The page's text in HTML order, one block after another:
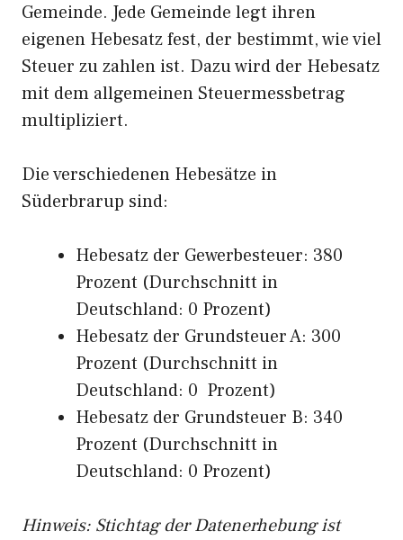
Gemeinde. Jede Gemeinde legt ihren
eigenen Hebesatz fest, der bestimmt, wie viel
Steuer zu zahlen ist. Dazu wird der Hebesatz
mit dem allgemeinen Steuermessbetrag
multipliziert.
Die verschiedenen Hebesätze in
Süderbrarup sind:
Hebesatz der Gewerbesteuer: 380
Prozent (Durchschnitt in
Deutschland: 0 Prozent)
Hebesatz der Grundsteuer A: 300
Prozent (Durchschnitt in
Deutschland: 0 Prozent)
Hebesatz der Grundsteuer B: 340
Prozent (Durchschnitt in
Deutschland: 0 Prozent)
Hinweis: Stichtag der Datenerhebung ist